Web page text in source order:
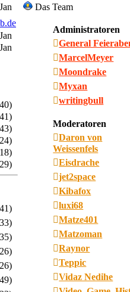
Das Team
Administratoren
General
MarcelMeyer
Moondrake
Myxan
writingbull
Moderatoren
Daron von
Weissenfels
Eisdrache
jet2space
Kibafox
luxi68
Matze401
Matzoman
Raynor
Teppic
Vidaz Nedihe